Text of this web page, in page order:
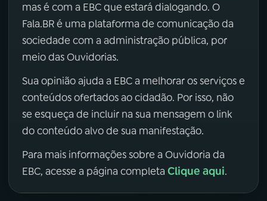
mas é com a EBC que estará dialogando. O
Fala.BR é uma plataforma de comunicação da
sociedade com a administração pública, por
meio das Ouvidorias.
Sua opinião ajuda a EBC a melhorar os serviços e
conteúdos ofertados ao cidadão. Por isso, não
se esqueça de incluir na sua mensagem o link
do conteúdo alvo de sua manifestação.
Para mais informações sobre a Ouvidoria da
EBC, acesse a página completa Clique aqui.